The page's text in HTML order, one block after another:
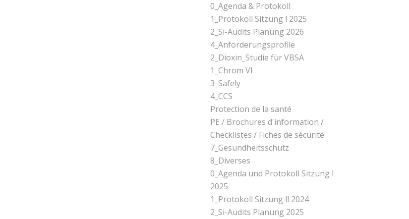
0_Agenda & Protokoll
1_Protokoll Sitzung l 2025
2_Si-Audits Planung 2026
4_Anforderungsprofile
2_Dioxin_Studie für VBSA
1_Chrom Vl
3_Safely
4_CCS
Protection de la santé
PE / Brochures d'information /
Checklistes / Fiches de sécurité
7_Gesundheitsschutz
8_Diverses
0_Agenda und Protokoll Sitzung l
2025
1_Protokoll Sitzung ll 2024
2_Si-Audits Planung 2025